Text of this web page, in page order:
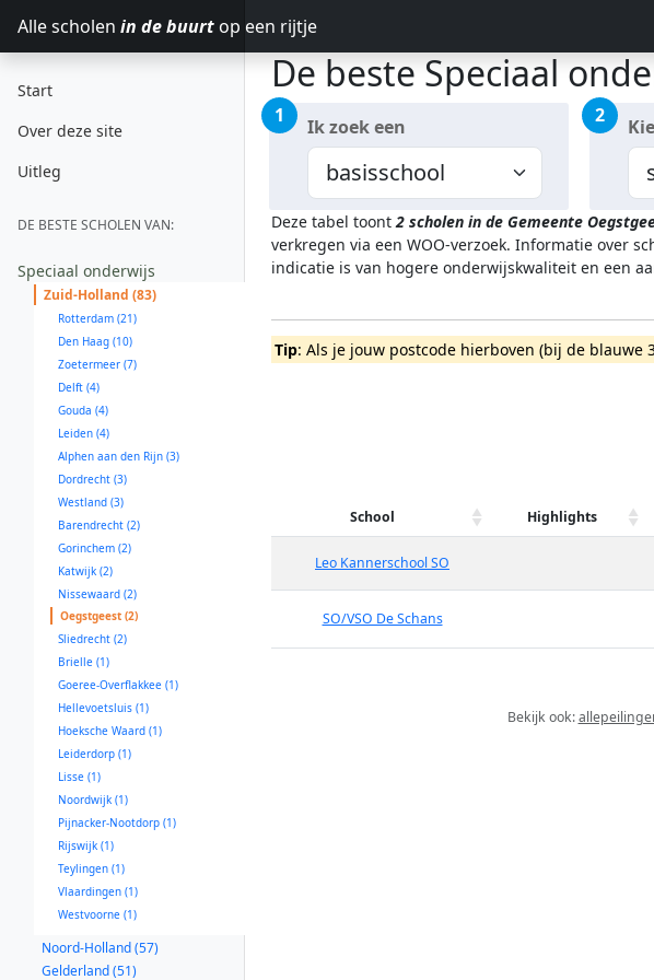
Alle scholen in de buurt op een rijtje
Start
Over deze site
Uitleg
DE BESTE SCHOLEN VAN:
Speciaal onderwijs
Zuid-Holland (83)
Rotterdam (21)
Den Haag (10)
Zoetermeer (7)
Delft (4)
Gouda (4)
Leiden (4)
Alphen aan den Rijn (3)
Dordrecht (3)
Westland (3)
Barendrecht (2)
Gorinchem (2)
Katwijk (2)
Nissewaard (2)
Oegstgeest (2)
Sliedrecht (2)
Brielle (1)
Goeree-Overflakkee (1)
Hellevoetsluis (1)
Hoeksche Waard (1)
Leiderdorp (1)
Lisse (1)
Noordwijk (1)
Pijnacker-Nootdorp (1)
Rijswijk (1)
Teylingen (1)
Vlaardingen (1)
Westvoorne (1)
Noord-Holland (57)
Gelderland (51)
De beste Speciaal
1 Ik zoek een 2
Deze tabel toont2 scholen in de Gemeente
verkregen via een WOO-verzoek. Informatie over
indicatie is van hogere onderwijskwaliteit en een
Tip: Als je jouw postcode hierboven (bij de
School Highlights
Leo Kannerschool SO
SO/VSO De Schans
Bekijk ook: